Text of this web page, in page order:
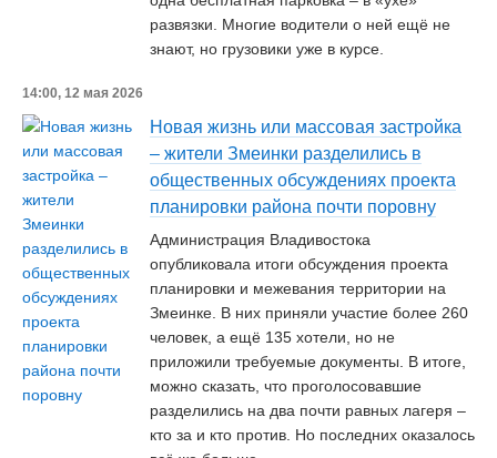
развязки. Многие водители о ней ещё не
знают, но грузовики уже в курсе.
14:00, 12 мая 2026
Новая жизнь или массовая застройка
– жители Змеинки разделились в
общественных обсуждениях проекта
планировки района почти поровну
Администрация Владивостока
опубликовала итоги обсуждения проекта
планировки и межевания территории на
Змеинке. В них приняли участие более 260
человек, а ещё 135 хотели, но не
приложили требуемые документы. В итоге,
можно сказать, что проголосовавшие
разделились на два почти равных лагеря –
кто за и кто против. Но последних оказалось